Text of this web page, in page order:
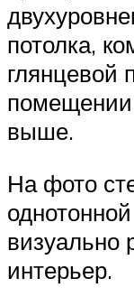
потолка,
глянцевой
помещении
выше.
На фото
визуально
интерьер.